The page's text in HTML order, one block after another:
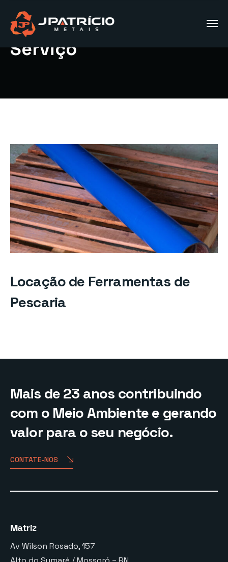
Serviço
Locação de Ferramentas de
Pescaria
Mais de 23 anos contribuindo
com o Meio Ambiente e gerando
valor para o seu negócio.
CONTATE-NOS
Matriz
Av Wilson Rosado, 157